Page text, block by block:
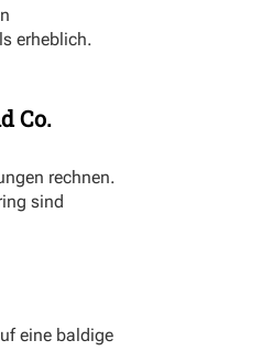
erheblich.
Co.
rechnen.
sind
eine baldige